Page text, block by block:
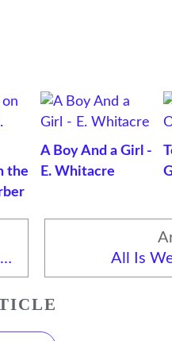
the
A Boy And a Girl -
E. Whitacre
Shepherd's Carol - Michael John Trotta All Is